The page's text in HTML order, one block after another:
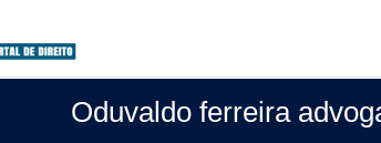
Oduvaldo ferreira